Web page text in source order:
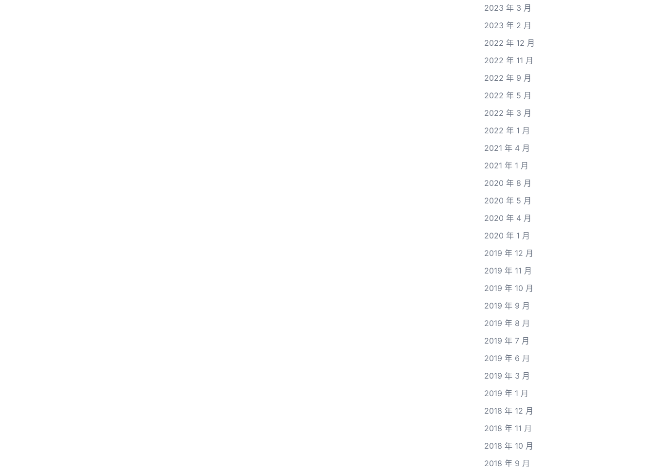
2023 年 3 月
2023 年 2 月
2022 年 12 月
2022 年 11 月
2022 年 9 月
2022 年 5 月
2022 年 3 月
2022 年 1 月
2021 年 4 月
2021 年 1 月
2020 年 8 月
2020 年 5 月
2020 年 4 月
2020 年 1 月
2019 年 12 月
2019 年 11 月
2019 年 10 月
2019 年 9 月
2019 年 8 月
2019 年 7 月
2019 年 6 月
2019 年 3 月
2019 年 1 月
2018 年 12 月
2018 年 11 月
2018 年 10 月
2018 年 9 月